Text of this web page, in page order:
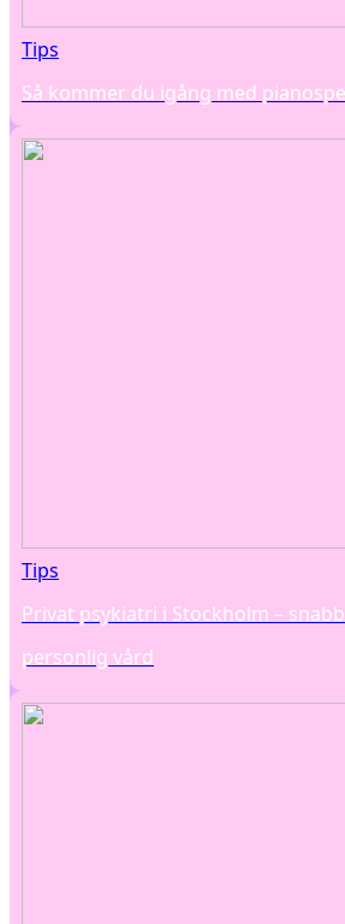
Tips
Så kommer du igång med
Tips
Privat psykiatri i Stockholm –
personlig vård